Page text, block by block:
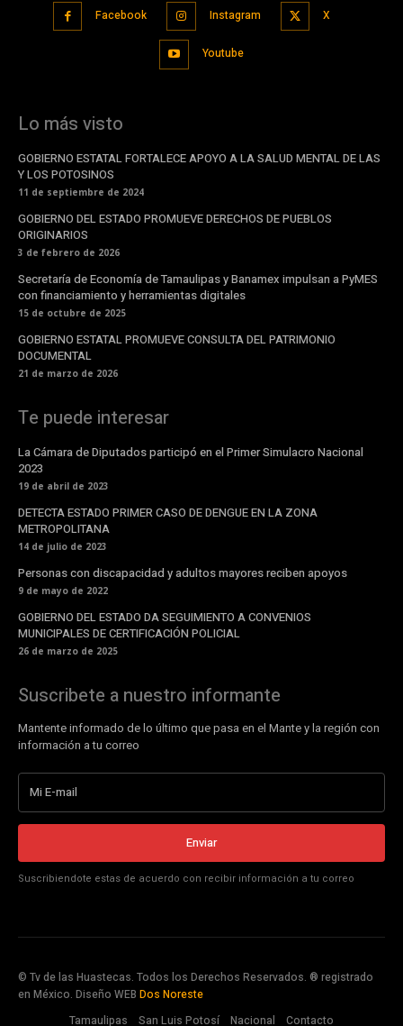
Facebook Instagram X
Youtube
Lo más visto
GOBIERNO ESTATAL FORTALECE APOYO A LA SALUD MENTAL DE LAS
Y LOS POTOSINOS
11 de septiembre de 2024
GOBIERNO DEL ESTADO PROMUEVE DERECHOS DE PUEBLOS
ORIGINARIOS
3 de febrero de 2026
Secretaría de Economía de Tamaulipas y Banamex impulsan a PyMES
con financiamiento y herramientas digitales
15 de octubre de 2025
GOBIERNO ESTATAL PROMUEVE CONSULTA DEL PATRIMONIO
DOCUMENTAL
21 de marzo de 2026
Te puede interesar
La Cámara de Diputados participó en el Primer Simulacro Nacional
2023
19 de abril de 2023
DETECTA ESTADO PRIMER CASO DE DENGUE EN LA ZONA
METROPOLITANA
14 de julio de 2023
Personas con discapacidad y adultos mayores reciben apoyos
9 de mayo de 2022
GOBIERNO DEL ESTADO DA SEGUIMIENTO A CONVENIOS
MUNICIPALES DE CERTIFICACIÓN POLICIAL
26 de marzo de 2025
Suscribete a nuestro informante
Mantente informado de lo último que pasa en el Mante y la región con
información a tu correo
Enviar
Suscribiendote estas de acuerdo con recibir información a tu correo
© Tv de las Huastecas. Todos los Derechos Reservados. ® registrado
en México. Diseño WEB Dos Noreste
Tamaulipas
San Luis Potosí Nacional Contacto